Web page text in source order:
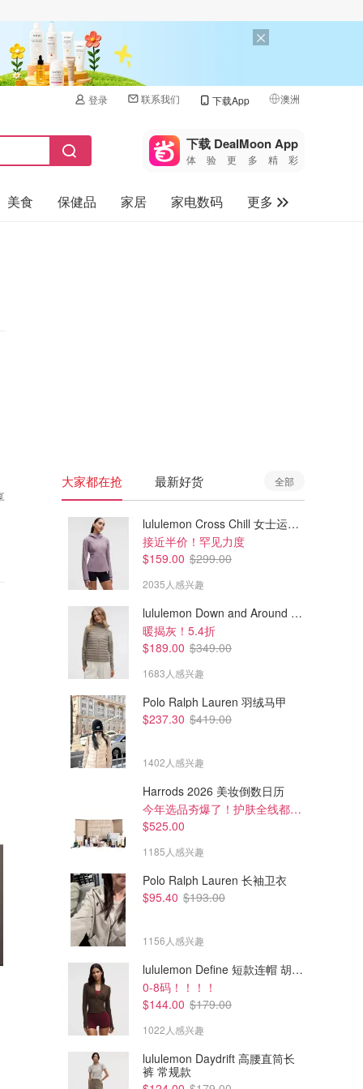
登录 联系我们 下载App 澳洲
🇺🇸
🇨🇳 中国
🇨🇦加拿大
下载 DealMoon App
体验更多精彩
美食 保健品 家居 家电数码
更多
£35.00
Calvin Klein 经典美背logo内衣
£18.00
大家都在抢 最新好货 全部
lululemon Cross Chill 女士运动外套
接近半价！罕见力度
$159.00 $299.00
2035人感兴趣
lululemon Down and Around 羽绒夹克
暖揭灰！5.4折
$189.00 $349.00
1683人感兴趣
Polo Ralph Lauren 羽绒马甲
$237.30 $419.00
1402人感兴趣
Harrods 2026 美妆倒数日历
今年选品夯爆了！护肤全线都很绝
$525.00
1185人感兴趣
Polo Ralph Lauren 长袖卫衣
$95.40 $193.00
1156人感兴趣
lululemon Define 短款连帽 胡桃棕
0-8码！！！！
$144.00 $179.00
1022人感兴趣
lululemon Daydrift 高腰直筒长
裤 常规款